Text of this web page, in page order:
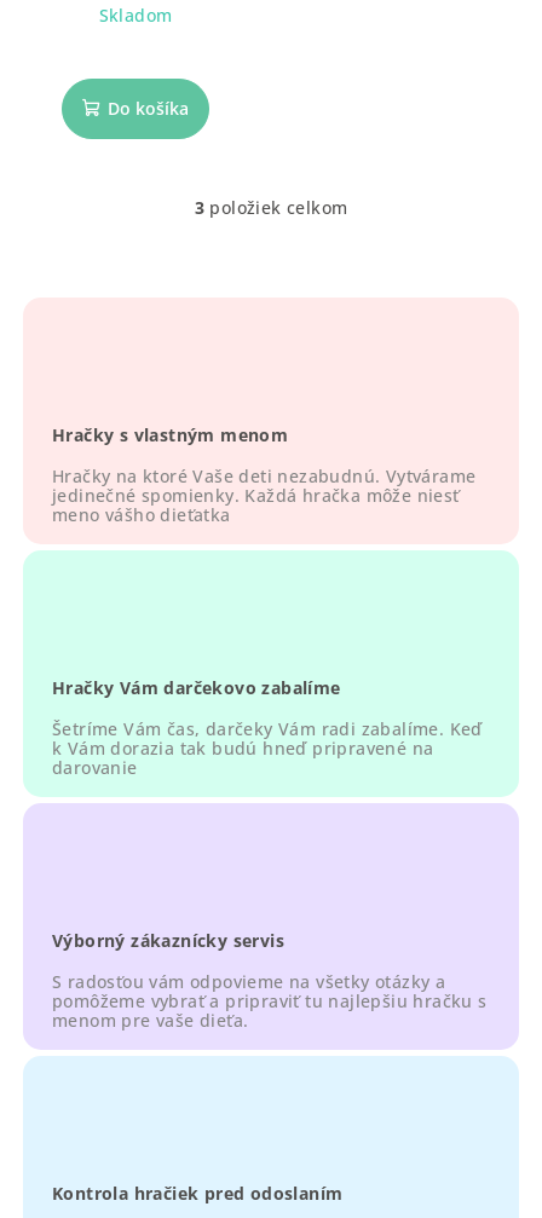
Skladom
Do košíka
O
e
p
r
k
i
s
u
3 položiek celkom
Hračky s vlastným menom
Hračky na ktoré Vaše deti nezabudnú. Vytvárame
jedinečné spomienky. Každá hračka môže niesť
meno vášho dieťatka
Hračky Vám darčekovo zabalíme
Šetríme Vám čas, darčeky Vám radi zabalíme. Keď
k Vám dorazia tak budú hneď pripravené na
darovanie
Výborný zákaznícky servis
S radosťou vám odpovieme na všetky otázky a
pomôžeme vybrať a pripraviť tu najlepšiu hračku s
menom pre vaše dieťa.
Kontrola hračiek pred odoslaním